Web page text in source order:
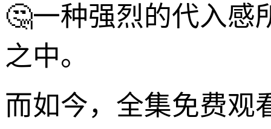
🤔一种强烈的代入感
之中。
而如今，全集免费观